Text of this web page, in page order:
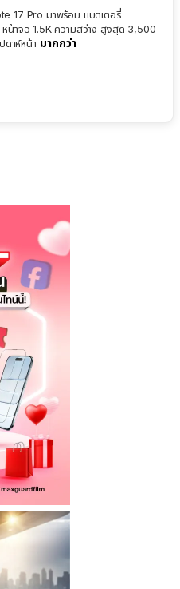
17 Pro มาพร้อม แบตเตอรี่
น้าจอ 1.5K ความสว่าง สูงสุด 3,500
ดาห์หน้า มากกว่า